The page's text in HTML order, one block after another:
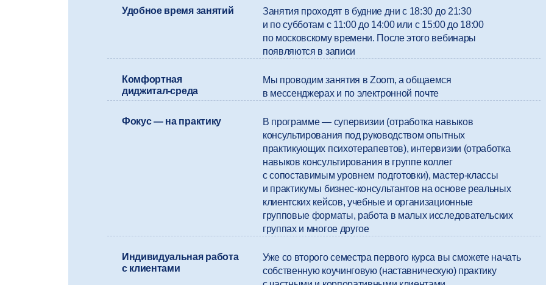
Удобное время занятий
Занятия проходят в будние дни с 18:30 до 21:30
и по субботам с 11:00 до 14:00 или с 15:00 до 18:00
по московскому времени. После этого вебинары
появляются в записи
Комфортная
диджитал⁠-⁠среда
Мы проводим занятия в Zoom, а общаемся
в мессенджерах и по электронной почте
Фокус — на практику
В программе — супервизии (отработка навыков
консультирования под руководством опытных
практикующих психотерапевтов), интервизии (отработка
навыков консультирования в группе коллег
с сопоставимым уровнем подготовки), мастер-классы
и практикумы бизнес-консультантов на основе реальных
клиентских кейсов, учебные и организационные
групповые форматы, работа в малых исследовательских
группах и многое другое
Индивидуальная работа
с клиентами
Уже со второго семестра первого курса вы сможете начать
собственную коучинговую (наставническую) практику